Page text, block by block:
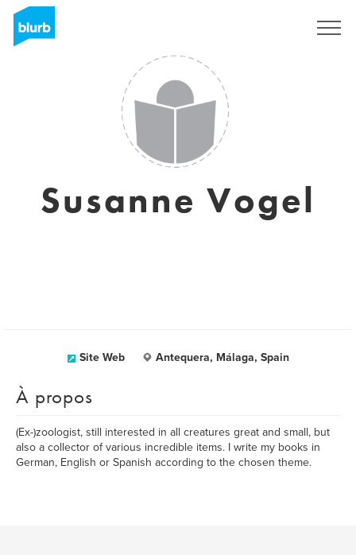
Susanne Vogel
Site Web Antequera, Málaga, Spain
À propos
(Ex-)zoologist, still interested in all creatures great and small, but
also a collector of various incredible items. I write my books in
German, English or Spanish according to the chosen theme.